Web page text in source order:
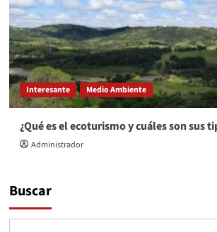
Interesante Medio Ambiente
¿Qué es el ecoturismo y cuáles son sus
Administrador
Buscar